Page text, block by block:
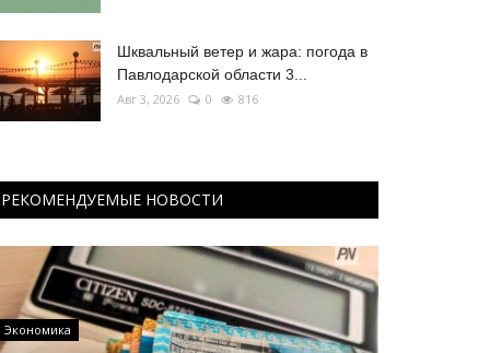
Шквальный ветер и жара: погода в
Павлодарской области 3...
Авг 3, 2026 0 816
РЕКОМЕНДУЕМЫЕ НОВОСТИ
Экономика